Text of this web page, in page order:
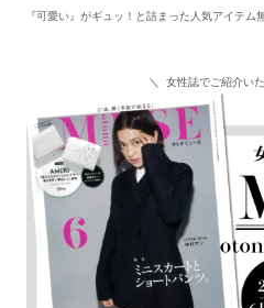
『可愛い』がギュッ！と詰まった人気アイテム
＼ 女性誌でご紹介い